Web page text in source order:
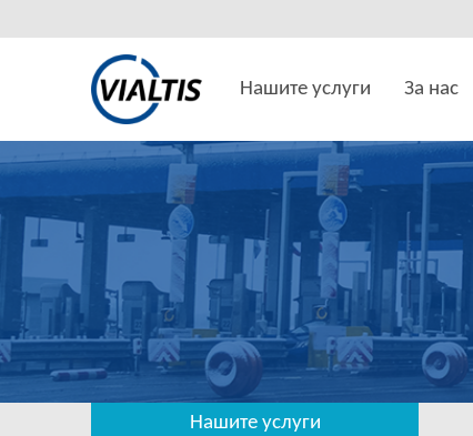
Нашите услуги За нас
Нашите услуги